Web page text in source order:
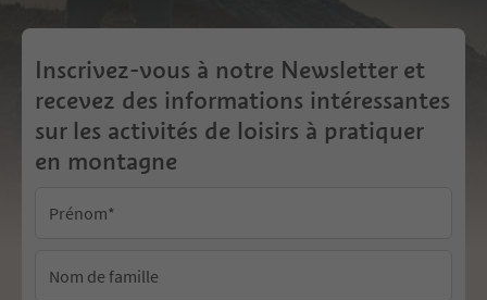
Inscrivez-vous à notre Newsletter et
recevez des informations intéressantes
sur les activités de loisirs à pratiquer
en montagne
Prénom*
Nom de famille